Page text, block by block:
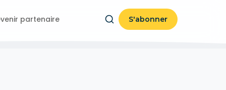
partenaire S'abonner